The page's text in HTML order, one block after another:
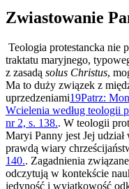
Zwiastowanie
Teologia protestancka nie
traktatu maryjnego,
z zasadą solus Christus,
Ma to duży związek z
uprzedzeniami19Patrz:
Wcielenia według teologii
nr 2, s. 138.. W teologii
Maryi Panny jest Jej
prawdą wiary
140.. Zagadnienia
odczytują w kontekście
jedyność i wyjątkowość